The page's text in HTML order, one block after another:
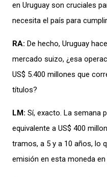
en Uruguay son cruciales
necesita el país para
RA: De hecho, Uruguay
mercado suizo, ¿esa
US$ 5.400 millones que
títulos?
LM: Sí, exacto. La semana
equivalente a US$ 400
tramos, a 5 y a 10 años, lo
emisión en esta moneda